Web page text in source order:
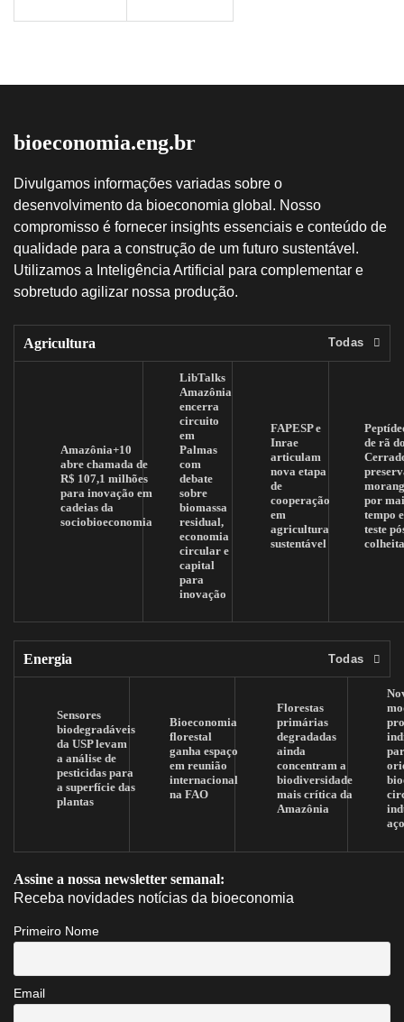
bioeconomia.eng.br
Divulgamos informações variadas sobre o
desenvolvimento da bioeconomia global. Nosso
compromisso é fornecer insights essenciais e conteúdo de
qualidade para a construção de um futuro sustentável.
Utilizamos a Inteligência Artificial para complementar e
sobretudo agilizar nossa produção.
Agricultura Todas
Amazônia+10
abre chamada de
R$ 107,1 milhões
para inovação em
cadeias da
sociobioeconomia
LibTalks
Amazônia
encerra
circuito
em
Palmas
com
debate
sobre
biomassa
residual,
economia
circular e
capital
para
inovação
FAPESP e
Inrae
articulam
nova etapa
de
cooperação
em
agricultura
sustentável
de rã
por
tempo
teste
Energia Todas
Sensores
biodegradáveis
da USP levam
a análise de
pesticidas para
a superfície das
plantas
Bioeconomia
florestal
ganha espaço
em reunião
internacional
na FAO
Florestas
primárias
degradadas
ainda
concentram a
biodiversidade
mais crítica da
Amazônia
Assine a nossa newsletter semanal:
Receba novidades notícias da bioeconomia
Primeiro Nome
Email